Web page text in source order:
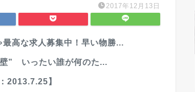
2017年12月13日
最高な求人募集中！早い物勝...
” いったい誰が何のた...
2013.7.25】